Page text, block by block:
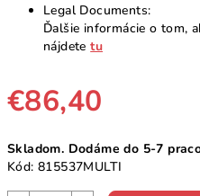
Legal Documents:
Ďalšie informácie o tom,
nájdetetu
€86,40
cena:
Skladom. Dodáme do 5-7
Kód: 815537MULTI